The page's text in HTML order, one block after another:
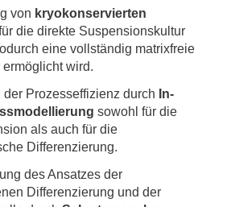
von kryokonservierten
die direkte Suspensionskultur
eine vollständig matrixfreie
wird.
der Prozesseffizienz durch In-
sowohl für die
als auch für die
Differenzierung.
des Ansatzes der
Differenzierung und der